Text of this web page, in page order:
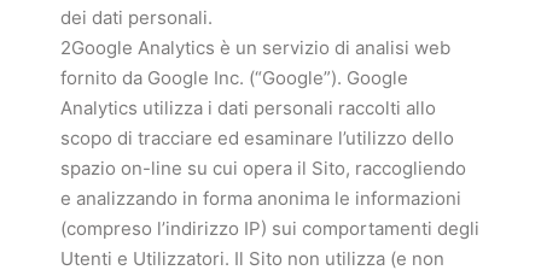
dei dati personali.
2Google Analytics è un servizio di analisi web
fornito da Google Inc. (“Google”). Google
Analytics utilizza i dati personali raccolti allo
scopo di tracciare ed esaminare l’utilizzo dello
spazio on-line su cui opera il Sito, raccogliendo
e analizzando in forma anonima le informazioni
(compreso l’indirizzo IP) sui comportamenti degli
Utenti e Utilizzatori. Il Sito non utilizza (e non